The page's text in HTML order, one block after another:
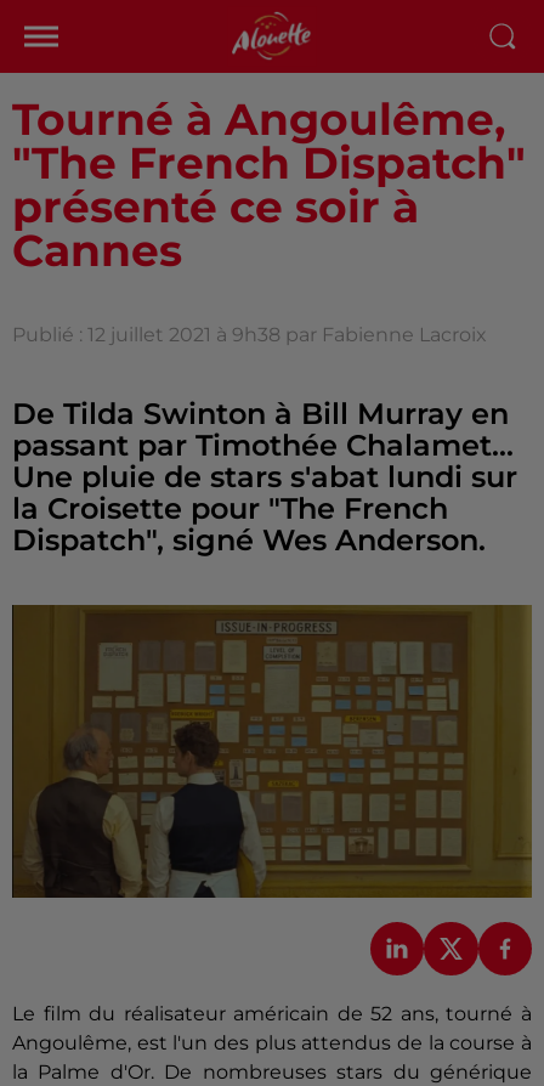
Tourné à Angoulême,
"The French Dispatch"
présenté ce soir à
Cannes
Publié : 12 juillet 2021 à 9h38 par Fabienne Lacroix
De Tilda Swinton à Bill Murray en
passant par Timothée Chalamet...
Une pluie de stars s'abat lundi sur
la Croisette pour "The French
Dispatch", signé Wes Anderson.
Le film du réalisateur américain de 52 ans, tourné à
Angoulême, est l'un des plus attendus de la course à
la Palme d'Or. De nombreuses stars du générique